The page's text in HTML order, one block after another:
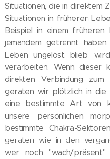
Situationen, die in direktem
Situationen in früheren
Beispiel in einem früheren
jemandem getrennt
Leben ungelöst blieb,
verarbeiten. Wenn dieser
direkten Verbindung zum
geraten wir plötzlich in die
eine bestimmte Art von
unsere persönlichen
bestimmte Chakra-
geraten wie in den
wer noch "wach/